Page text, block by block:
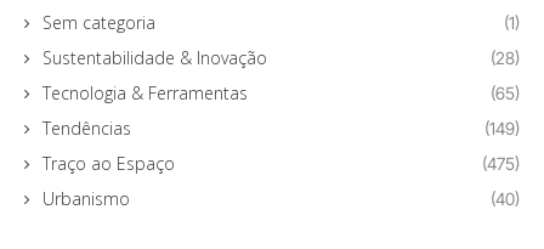
Sem categoria (1)
Sustentabilidade & Inovação (28)
Tecnologia & Ferramentas (65)
Tendências (149)
Traço ao Espaço (475)
Urbanismo (40)